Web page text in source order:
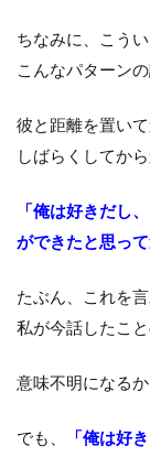
ちなみに、こう
こんなパターン
彼と距離を置い
しばらくしてか
「俺は好きだし
ができたと思っ
たぶん、これを言
私が今話したこ
意味不明になる
でも、
「俺は好